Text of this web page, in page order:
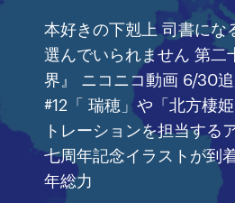
本好きの下剋上 司書にな
選んでいられません 第二
界』 ニコニコ動画 6/30
#12「 瑞穂」や「北方棲
トレーションを担当する
七周年記念イラストが到
年総力